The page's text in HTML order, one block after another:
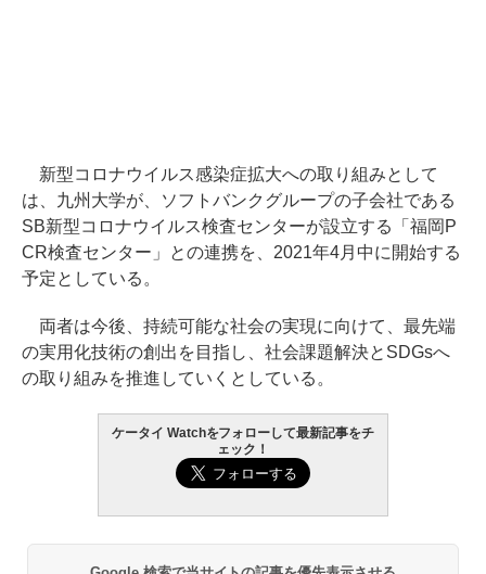
新型コロナウイルス感染症拡大への取り組みとして
は、九州大学が、ソフトバンクグループの子会社である
SB新型コロナウイルス検査センターが設立する「福岡P
CR検査センター」との連携を、2021年4月中に開始する
予定としている。
両者は今後、持続可能な社会の実現に向けて、最先端
の実用化技術の創出を目指し、社会課題解決とSDGsへ
の取り組みを推進していくとしている。
ケータイ Watchをフォローして最新記事をチ
ェック！